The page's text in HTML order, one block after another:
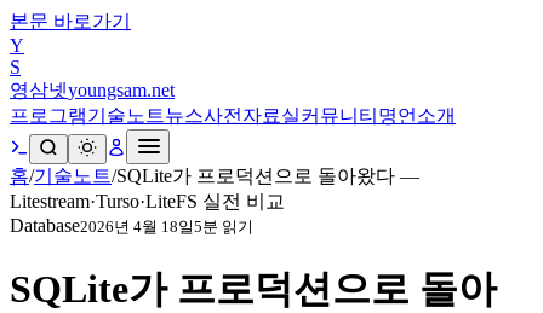
본문 바로가기
Y
S
영삼넷youngsam.net
프로그램기술노트뉴스사전 자료실커뮤니티 명언 소개
홈/기술노트/SQLite가 프로덕션으로 돌아왔다 —
Litestream·Turso·LiteFS 실전 비교
Database2026년 4월 18일5분 읽기
SQLite가 프로덕션으로 돌아